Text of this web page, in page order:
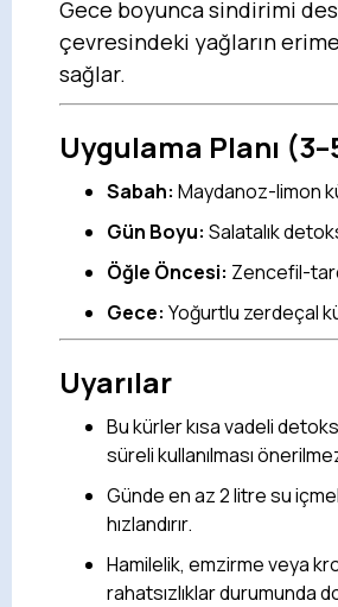
Gece boyunca sindirimi
çevresindeki yağların
sağlar.
Uygulama Planı
Sabah: Maydanoz-limon
Gün Boyu: Salatalık
Öğle Öncesi: Zencefil-
Gece: Yoğurtlu zerdeçal
Uyarılar
Bu kürler kısa vadeli
süreli kullanılması
Günde en az 2 litre su
hızlandırır.
Hamilelik, emzirme veya
rahatsızlıklar durumunda